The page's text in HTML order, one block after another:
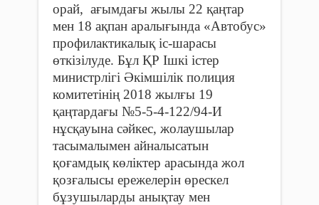
орай, ағымдағы жылы 22 қаңтар
мен 18 ақпан аралығында «Автобус»
профилактикалық іс-шарасы
өткізілуде. Бұл ҚР Ішкі істер
министрлігі Әкімшілік полиция
комитетінің 2018 жылғы 19
қаңтардағы №5-5-4-122/94-И
нұсқауына сәйкес, жолаушылар
тасымалымен айналысатын
қоғамдық көліктер арасында жол
қозғалысы ережелерін өрескел
бұзушыларды анықтау мен